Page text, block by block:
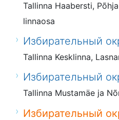
Tallinna Haabersti,
linnaosa
Избирательный
Tallinna Kesklinna,
Избирательный
Tallinna Mustamäe ja
Избирательный